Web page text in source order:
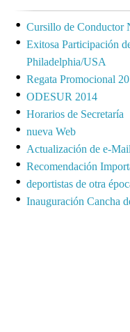
Cursillo de Conductor
Exitosa Participación
Philadelphia/USA
Regata Promocional
ODESUR 2014
Horarios de Secretaría
nueva Web
Actualización de e-
Recomendación
deportistas de otra
Inauguración Cancha